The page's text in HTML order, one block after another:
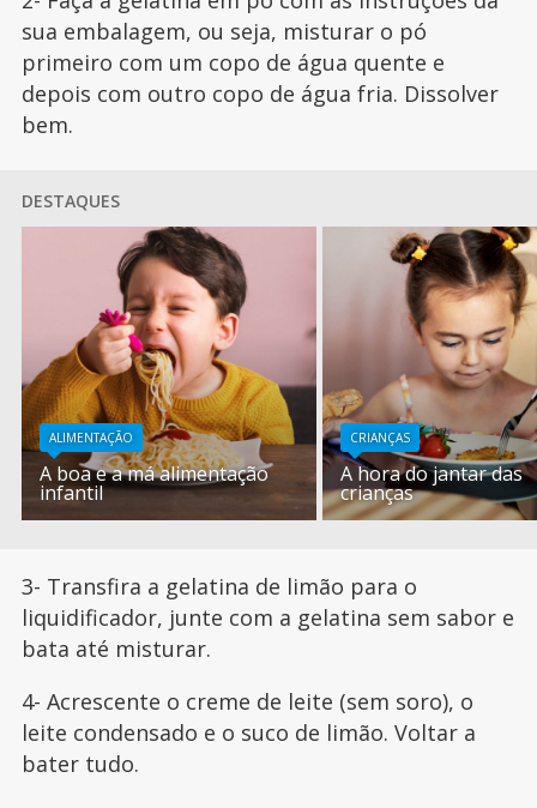
sua embalagem, ou seja, misturar o pó
primeiro com um copo de água quente e
depois com outro copo de água fria. Dissolver
bem.
DESTAQUES
ALIMENTAÇÃO
A boa e a má alimentação
infantil
CRIANÇAS
A hora do jantar das
crianças
3- Transfira a gelatina de limão para o
liquidificador, junte com a gelatina sem sabor e
bata até misturar.
4- Acrescente o creme de leite (sem soro), o
leite condensado e o suco de limão. Voltar a
bater tudo.